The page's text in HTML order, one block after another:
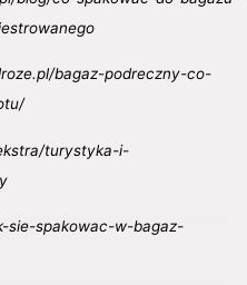
bagaz-podreczny-co-
turystyka-i-
sie-spakowac-w-bagaz-